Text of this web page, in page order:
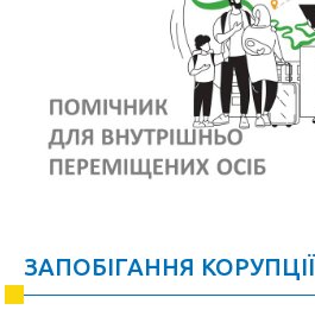
ЗАПОБІГАННЯ КОРУПЦІЇ